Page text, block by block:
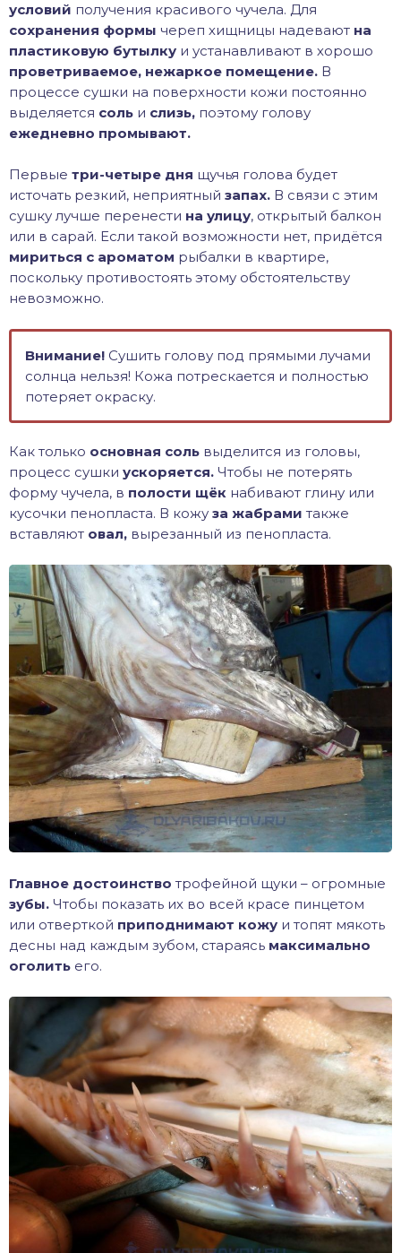
условий получения красивого чучела. Для
сохранения формы череп хищницы надевают на
пластиковую бутылку и устанавливают в хорошо
проветриваемое, нежаркое помещение. В
процессе сушки на поверхности кожи постоянно
выделяется соль и слизь, поэтому голову
ежедневно промывают.
Первые три-четыре дня щучья голова будет
источать резкий, неприятный запах. В связи с этим
сушку лучше перенести на улицу, открытый балкон
или в сарай. Если такой возможности нет, придётся
мириться с ароматом рыбалки в квартире,
поскольку противостоять этому обстоятельству
невозможно.
Внимание! Сушить голову под прямыми лучами
солнца нельзя! Кожа потрескается и полностью
потеряет окраску.
Как только основная соль выделится из головы,
процесс сушки ускоряется. Чтобы не потерять
форму чучела, в полости щёк набивают глину или
кусочки пенопласта. В кожу за жабрами также
вставляют овал, вырезанный из пенопласта.
Главное достоинство трофейной щуки – огромные
зубы. Чтобы показать их во всей красе пинцетом
или отверткой приподнимают кожу и топят мякоть
десны над каждым зубом, стараясь максимально
оголить его.